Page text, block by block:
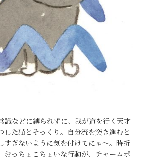
などに縛られずに、我が道を行く天才
した猫とそっくり。自分流を突き進むと
すぎないように気を付けてにゃ～。時折
おっちょこちょいな行動が、チャームポ